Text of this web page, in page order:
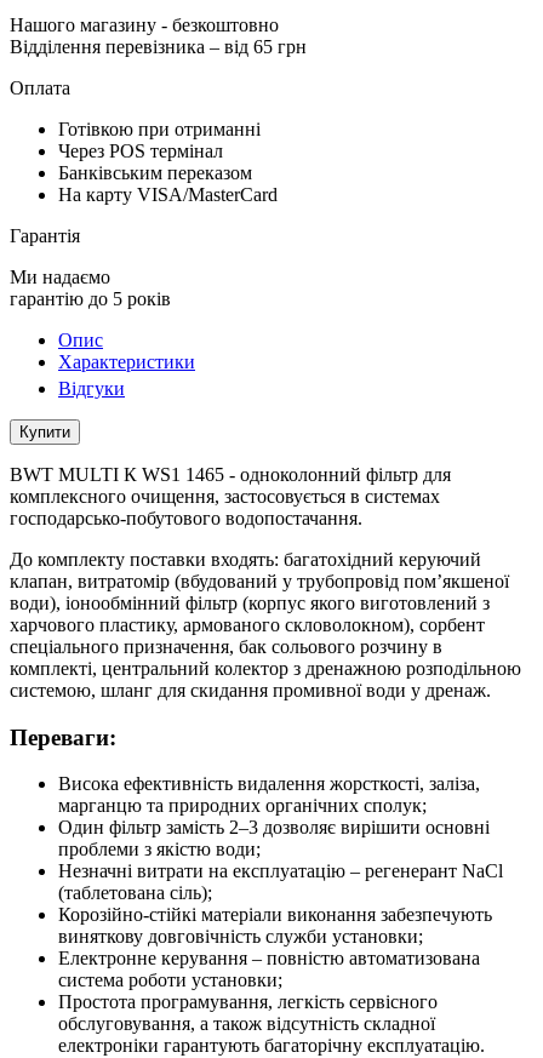
Нашого магазину - безкоштовно
Відділення перевізника – від 65 грн
Оплата
Готівкою при отриманні
Через POS термінал
Банківським переказом
На карту VISA/MasterCard
Гарантія
Ми надаємо
гарантію до 5 років
Опис
Характеристики
Відгуки
Купити
BWT MULTI К WS1 1465 - одноколонний фільтр для
комплексного очищення, застосовується в системах
господарсько-побутового водопостачання.
До комплекту поставки входять: багатохідний керуючий
клапан, витратомір (вбудований у трубопровід пом’якшеної
води), іонообмінний фільтр (корпус якого виготовлений з
харчового пластику, армованого скловолокном), сорбент
спеціального призначення, бак сольового розчину в
комплекті, центральний колектор з дренажною розподільною
системою, шланг для скидання промивної води у дренаж.
Переваги:
Висока ефективність видалення жорсткості, заліза,
марганцю та природних органічних сполук;
Один фільтр замість 2–3 дозволяє вирішити основні
проблеми з якістю води;
Незначні витрати на експлуатацію – регенерант NaCl
(таблетована сіль);
Корозійно-стійкі матеріали виконання забезпечують
виняткову довговічність служби установки;
Електронне керування – повністю автоматизована
система роботи установки;
Простота програмування, легкість сервісного
обслуговування, а також відсутність складної
електроніки гарантують багаторічну експлуатацію.